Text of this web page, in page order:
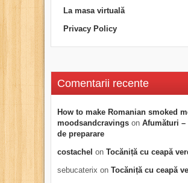
La masa virtuală
Privacy Policy
Comentarii recente
How to make Romanian smoked
moodsandcravings on Afumături –
de preparare
costachel on Tocăniță cu ceapă
sebucaterix on Tocăniță cu ceapă